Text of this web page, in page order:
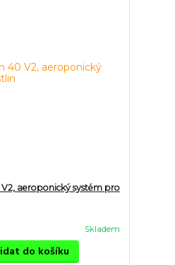
aeroponický systém pro
Skladem
do košíku